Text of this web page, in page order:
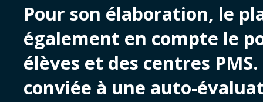
Pour son élaboration, le
également en compte le
élèves et des centres
conviée à une auto-